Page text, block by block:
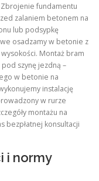
fundamentu
zalaniem betonem na
lub podsypkę
osadzamy w betonie z
Montaż bram
szynę jezdną –
w betonie na
instalację
w rurze
montażu na
bezpłatnej konsultacji
i normy